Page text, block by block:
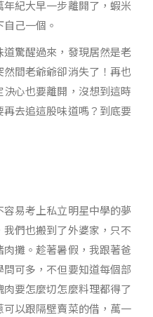
紀大早一步離開了，蝦米
己一個。
驚醒過來，發現居然是老
間老爺爺卻消失了！再也
心也要離開，沒想到這時
去追這股味道嗎？到底要
易考上私立明星中學的夢
們也搬到了外婆家，只不
攤。趁著暑假，我跟著爸
可多，不但要知道每個部
要怎麼切怎麼料理都得了
以跟隔壁賣菜的借，萬一